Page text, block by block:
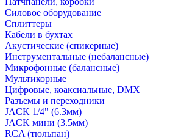
Силовое оборудование
Сплиттеры
Кабели в бухтах
Акустические (спикерные)
Инструментальные (небалансные)
Микрофонные (балансные)
Мультикорные
Цифровые, коаксиальные, DMX
Разъемы и переходники
JACK 1/4" (6.3мм)
JACK мини (3.5мм)
RCA (тюльпан)